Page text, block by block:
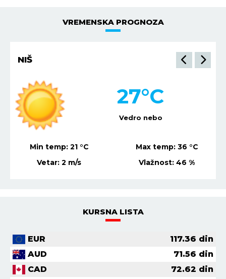
VREMENSKA PROGNOZA
NIŠ
Vedro nebo
27°C
Min temp: 21 °C Max temp: 36 °C
Vetar:2 m/s Vlažnost:46 %
KURSNA LISTA
EUR 117.36 din
AUD
71.56 din
CAD
72.62 din